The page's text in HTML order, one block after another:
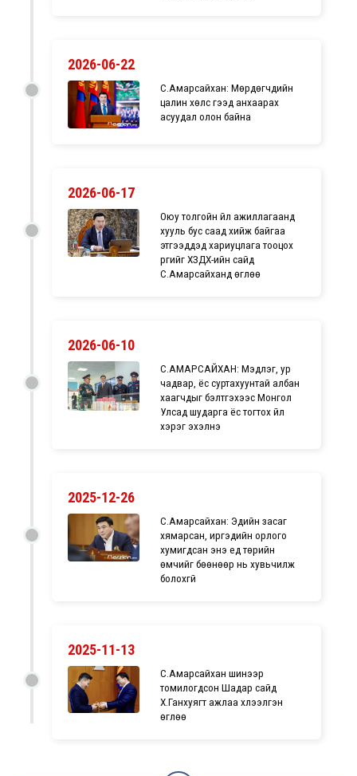
2026-06-22
С.Амарсайхан: Мөрдөгчдийн
цалин хөлс гээд анхаарах
асуудал олон байна
2026-06-17
Оюу толгойн үйл ажиллагаанд
хууль бус саад хийж байгаа
этгээдүүдэд хариуцлага тооцох
үүргийг ХЗДХ-ийн сайд
С.Амарсайханд өглөө
2026-06-10
С.АМАРСАЙХАН: Мэдлэг, ур
чадвар, ёс суртахуунтай албан
хаагчдыг бэлтгэхээс Монгол
Улсад шударга ёс тогтох үйл
хэрэг эхэлнэ
2025-12-26
С.Амарсайхан: Эдийн засаг
хямарсан, иргэдийн орлого
хумигдсан энэ үед төрийн
өмчийг бөөнөөр нь хувьчилж
болохгүй
2025-11-13
С.Амарсайхан шинээр
томилогдсон Шадар сайд
Х.Ганхуягт ажлаа хүлээлгэн
өглөө